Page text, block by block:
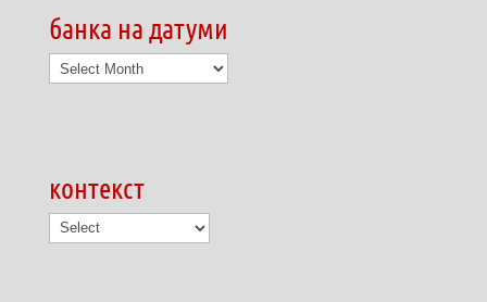
банка на датуми
банка
на
контекст